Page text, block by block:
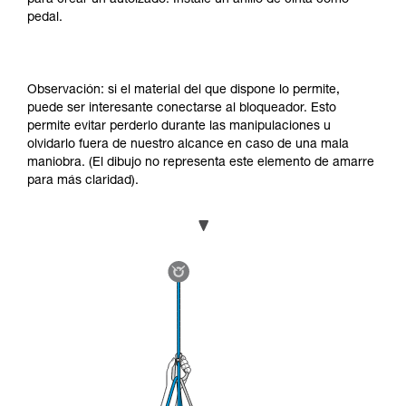
pedal.
Observación: si el material del que dispone lo permite,
puede ser interesante conectarse al bloqueador. Esto
permite evitar perderlo durante las manipulaciones u
olvidarlo fuera de nuestro alcance en caso de una mala
maniobra. (El dibujo no representa este elemento de amarre
para más claridad).